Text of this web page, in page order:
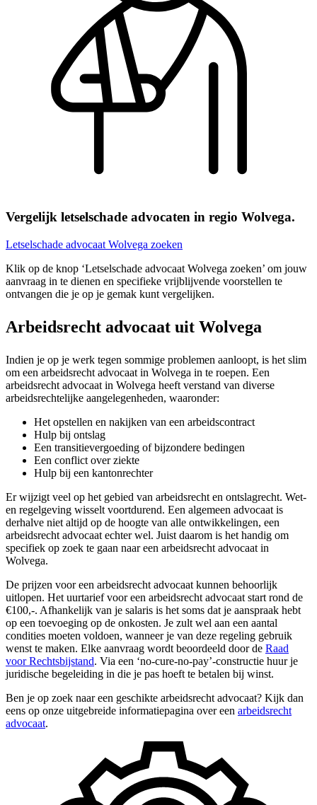
Vergelijk letselschade advocaten in regio Wolvega.
Letselschade advocaat Wolvega zoeken
Klik op de knop ‘Letselschade advocaat Wolvega zoeken’ om jouw
aanvraag in te dienen en specifieke vrijblijvende voorstellen te
ontvangen die je op je gemak kunt vergelijken.
Arbeidsrecht advocaat uit Wolvega
Indien je op je werk tegen sommige problemen aanloopt, is het slim
om een arbeidsrecht advocaat in Wolvega in te roepen. Een
arbeidsrecht advocaat in Wolvega heeft verstand van diverse
arbeidsrechtelijke aangelegenheden, waaronder:
Het opstellen en nakijken van een arbeidscontract
Hulp bij ontslag
Een transitievergoeding of bijzondere bedingen
Een conflict over ziekte
Hulp bij een kantonrechter
Er wijzigt veel op het gebied van arbeidsrecht en ontslagrecht. Wet-
en regelgeving wisselt voortdurend. Een algemeen advocaat is
derhalve niet altijd op de hoogte van alle ontwikkelingen, een
arbeidsrecht advocaat echter wel. Juist daarom is het handig om
specifiek op zoek te gaan naar een arbeidsrecht advocaat in
Wolvega.
De prijzen voor een arbeidsrecht advocaat kunnen behoorlijk
uitlopen. Het uurtarief voor een arbeidsrecht advocaat start rond de
€100,-. Afhankelijk van je salaris is het soms dat je aanspraak hebt
op een toevoeging op de onkosten. Je zult wel aan een aantal
condities moeten voldoen, wanneer je van deze regeling gebruik
wenst te maken. Elke aanvraag wordt beoordeeld door de Raad
voor Rechtsbijstand. Via een ‘no-cure-no-pay’-constructie huur je
juridische begeleiding in die je pas hoeft te betalen bij winst.
Ben je op zoek naar een geschikte arbeidsrecht advocaat? Kijk dan
eens op onze uitgebreide informatiepagina over een arbeidsrecht
advocaat.